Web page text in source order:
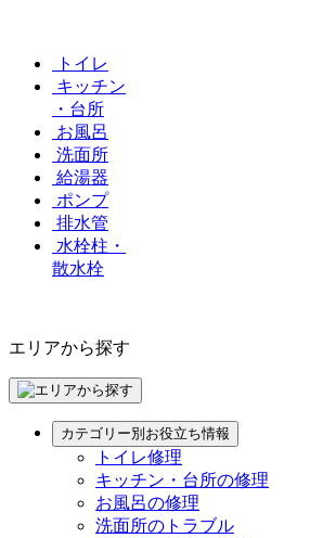
トイレ
キッチン
・台所
お風呂
洗面所
給湯器
ポンプ
排水管
水栓柱・
散水栓
エリアから探す
カテゴリー別お役立ち情報
トイレ修理
キッチン・台所の修理
お風呂の修理
洗面所のトラブル